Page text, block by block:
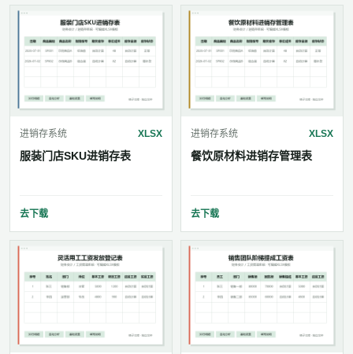
进销存系统 XLSX
服装门店SKU进销存表
去下载
进销存系统 XLSX
餐饮原材料进销存管理表
去下载